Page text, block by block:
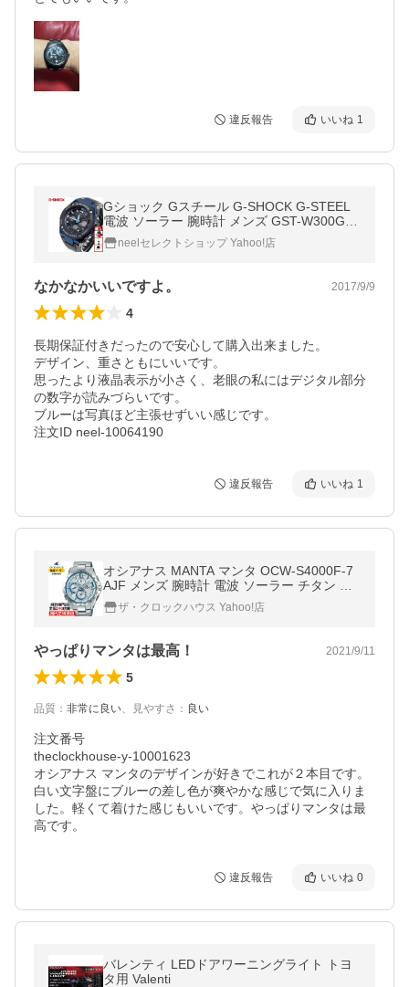
違反報告 いいね 1
Gショック Gスチール G-SHOCK G-STEEL
電波 ソーラー 腕時計 メンズ GST-W300G-1
A2JFneelセレクトショップ Yahoo!店
なかなかいいですよ。 2017/9/9
4
長期保証付きだったので安心して購入出来ました。
デザイン、重さともにいいです。
思ったより液晶表示が小さく、老眼の私にはデジタル部分
の数字が読みづらいです。
ブルーは写真ほど主張せずいい感じです。
注文ID neel-10064190
違反報告 いいね 1
オシアナス MANTA マンタ OCW-S4000F-7
AJF メンズ 腕時計 電波 ソーラー チタン ホ
ワイト ペア 国内正規品 カシオ
ザ・クロックハウス Yahoo!店
やっぱりマンタは最高！ 2021/9/11
5
品質 ： 非常に良い、 見やすさ ： 良い
注文番号
theclockhouse-y-10001623
オシアナス マンタのデザインが好きでこれが２本目です。
白い文字盤にブルーの差し色が爽やかな感じで気に入りま
した。軽くて着けた感じもいいです。やっぱりマンタは最
高です。
違反報告 いいね 0
バレンティ LEDドアワーニングライト トヨ
タ用 Valenti